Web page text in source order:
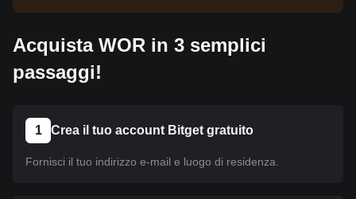
listing. Una volta disponibile su Bitget, puoi seguire
tutorial è valido per tutte le criptovalute listate su
Acquista WOR in 3 semplici
passaggi!
1 Crea il tuo account Bitget gratuito
Fornisci il tuo indirizzo e-mail e luogo di residenza.